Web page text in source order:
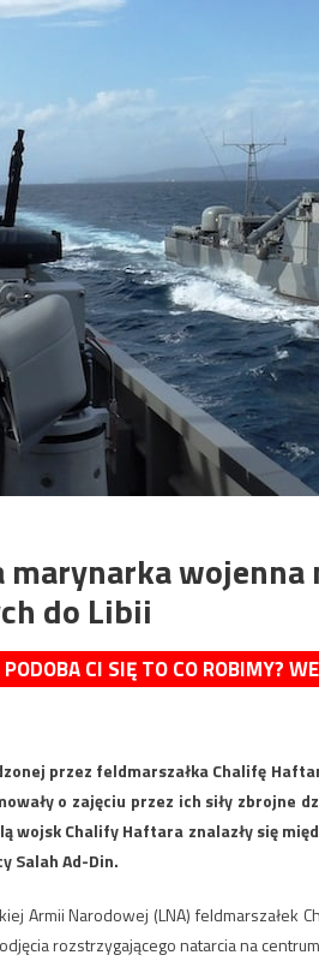
marynarka
do Libii
PODOBA CI SIĘ TO CO ROBIMY?
przez feldmarszałka Chalifę
o zajęciu przez ich siły zbrojne
wojsk Chalify Haftara znalazły się
Salah Ad-Din.
Armii Narodowej (LNA)
rozstrzygającego natarcia na